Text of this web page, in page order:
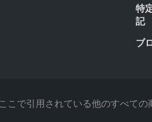
特
記
ブ
で引用されている他のすべての